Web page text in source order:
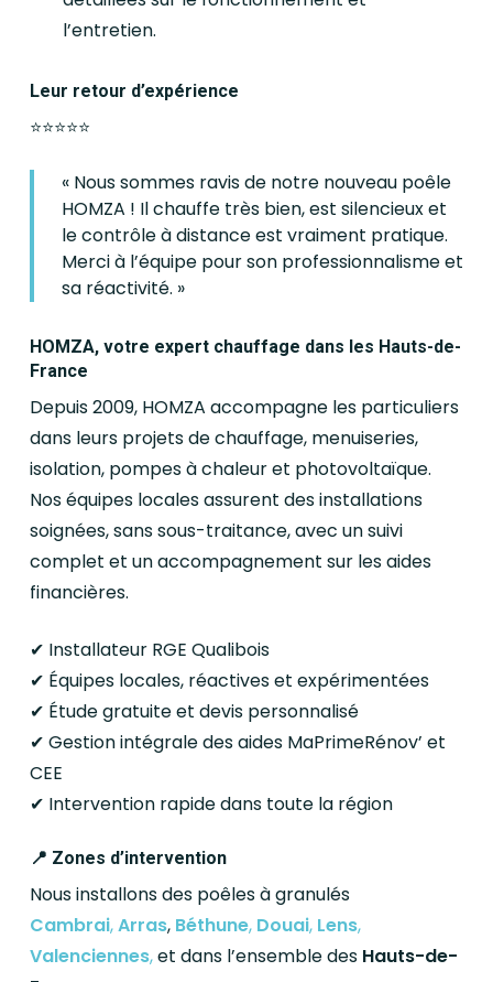
l’entretien.
Leur retour d’expérience
⭐️⭐️⭐️⭐️⭐️
« Nous sommes ravis de notre nouveau poêle
HOMZA ! Il chauffe très bien, est silencieux et
le contrôle à distance est vraiment pratique.
Merci à l’équipe pour son professionnalisme et
sa réactivité. »
HOMZA, votre expert chauffage dans les Hauts-de-
France
Depuis 2009, HOMZA accompagne les particuliers
dans leurs projets de chauffage, menuiseries,
isolation, pompes à chaleur et photovoltaïque.
Nos équipes locales assurent des installations
soignées, sans sous-traitance, avec un suivi
complet et un accompagnement sur les aides
financières.
✔ Installateur RGE Qualibois
✔ Équipes locales, réactives et expérimentées
✔ Étude gratuite et devis personnalisé
✔ Gestion intégrale des aides MaPrimeRénov’ et
CEE
✔ Intervention rapide dans toute la région
📍 Zones d’intervention
Nous installons des poêles à granulés
Cambrai,Arras, Béthune, Douai, Lens,
Valenciennes,et dans l’ensemble des Hauts-de-